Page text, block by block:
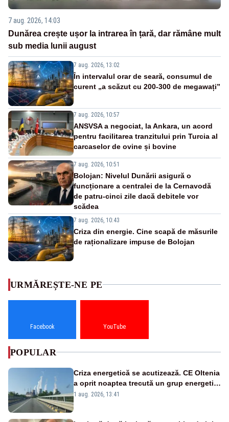
7 aug. 2026, 14:03
Dunărea crește ușor la intrarea în țară, dar rămâne mult
sub media lunii august
7 aug. 2026, 13:02
În intervalul orar de seară, consumul de
curent „a scăzut cu 200-300 de megawați”
7 aug. 2026, 10:57
ANSVSA a negociat, la Ankara, un acord
pentru facilitarea tranzitului prin Turcia al
carcaselor de ovine și bovine
7 aug. 2026, 10:51
Bolojan: Nivelul Dunării asigură o
funcționare a centralei de la Cernavodă
de patru-cinci zile dacă debitele vor
scădea
7 aug. 2026, 10:43
Criza din energie. Cine scapă de măsurile
de raționalizare impuse de Bolojan
URMĂREȘTE-NE PE
Facebook YouTube
POPULAR
Criza energetică se acutizează. CE Oltenia
a oprit noaptea trecută un grup energetic
de la Rovinari
1 aug. 2026, 13:41